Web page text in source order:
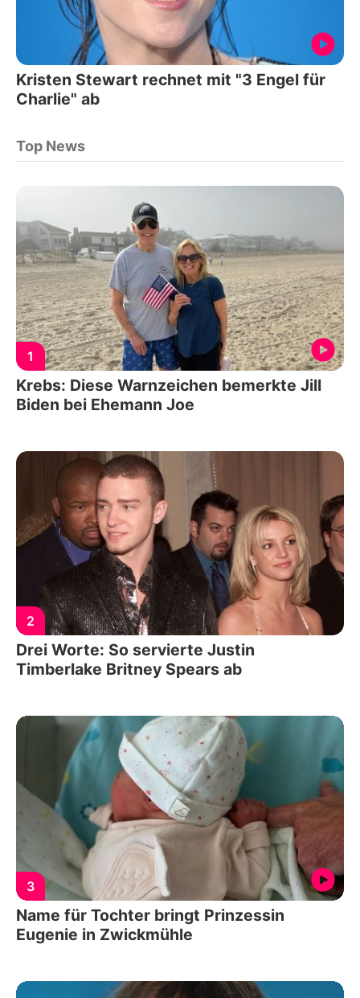
Kristen Stewart rechnet mit "3 Engel für
Charlie" ab
Top News
1
Krebs: Diese Warnzeichen bemerkte Jill
Biden bei Ehemann Joe
2
Drei Worte: So servierte Justin
Timberlake Britney Spears ab
3
Name für Tochter bringt Prinzessin
Eugenie in Zwickmühle